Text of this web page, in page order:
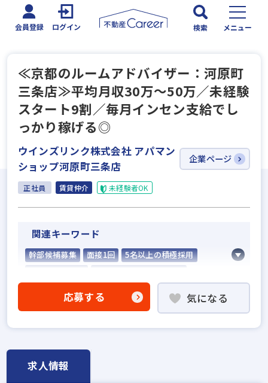
会員登録 ログイン 検索 メニュー
≪京都のルームアドバイザー：河原町
三条店≫平均月収30万～50万／未経験
スタート9割／毎月インセン支給でし
っかり稼げる◎
ウインズリンク株式会社 アパマン
ショップ河原町三条店
企業ページ
正社員 賃貸仲介 未経験者OK
関連キーワード
幹部候補募集 面接1回
5名以上の積極採用
既卒・第2新卒歓迎
成果給が充実
固定給25万円以上
地域密着型
反響営業
応募する 気になる
求人情報